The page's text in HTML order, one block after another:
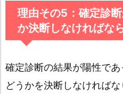
理由その5：確定診
か決断しなければな
確定診断の結果が陽性で
どうかを決断しなければ